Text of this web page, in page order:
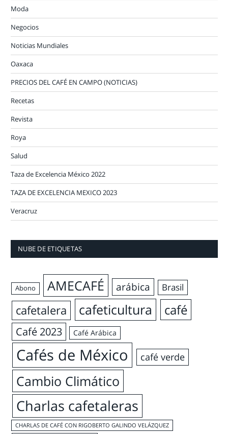
Moda
Negocios
Noticias Mundiales
Oaxaca
PRECIOS DEL CAFÉ EN CAMPO (NOTICIAS)
Recetas
Revista
Roya
Salud
Taza de Excelencia México 2022
TAZA DE EXCELENCIA MEXICO 2023
Veracruz
NUBE DE ETIQUETAS
Abono AMECAFÉ arábica Brasil
cafetalera cafeticultura café
Café 2023 Café Arábica
Cafés de México café verde
Cambio Climático
Charlas cafetaleras
CHARLAS DE CAFÉ CON RIGOBERTO GALINDO VELÁZQUEZ